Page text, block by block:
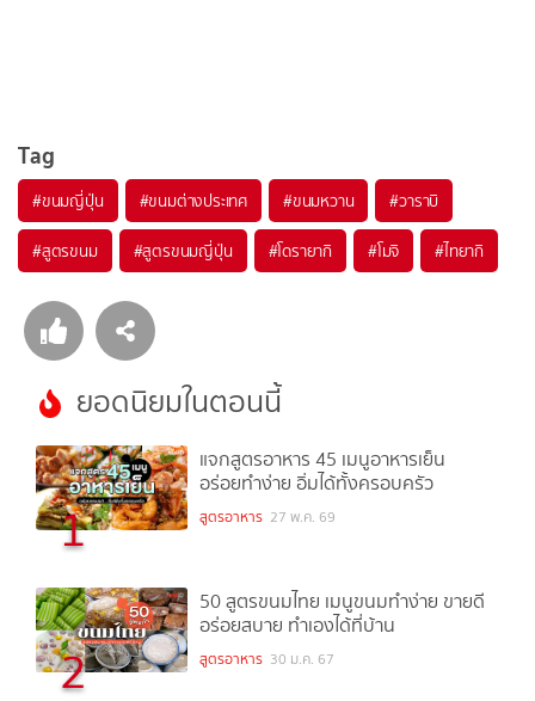
Tag
#ขนมญี่ปุ่น #ขนมต่างประเทศ #ขนมหวาน #วาราบิ
#สูตรขนม #สูตรขนมญี่ปุ่น #โดรายากิ #โมจิ #ไทยากิ
ยอดนิยมในตอนนี้
1
แจกสูตรอาหาร 45 เมนูอาหารเย็น
อร่อยทำง่าย อิ่มได้ทั้งครอบครัว
สูตรอาหาร 27 พ.ค. 69
2
50 สูตรขนมไทย เมนูขนมทำง่าย ขายดี
อร่อยสบาย ทำเองได้ที่บ้าน
สูตรอาหาร 30 ม.ค. 67